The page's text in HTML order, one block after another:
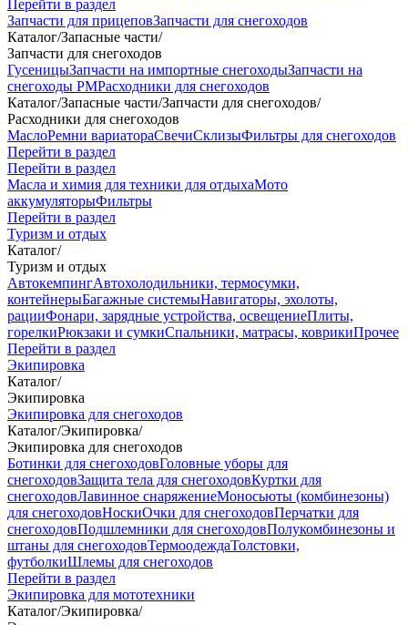
Перейти в раздел
Запчасти для прицеповЗапчасти для снегоходов
Каталог/Запасные части/
Запчасти для снегоходов
ГусеницыЗапчасти на импортные снегоходыЗапчасти на
снегоходы РМРасходники для снегоходов
Каталог/Запасные части/Запчасти для снегоходов/
Расходники для снегоходов
МаслоРемни вариатораСвечиСклизыФильтры для снегоходов
Перейти в раздел
Перейти в раздел
Масла и химия для техники для отдыхаМото
аккумуляторыФильтры
Перейти в раздел
Туризм и отдых
Каталог/
Туризм и отдых
АвтокемпингАвтохолодильники, термосумки,
контейнерыБагажные системыНавигаторы, эхолоты,
рацииФонари, зарядные устройства, освещениеПлиты,
горелкиРюкзаки и сумкиСпальники, матрасы, коврикиПрочее
Перейти в раздел
Экипировка
Каталог/
Экипировка
Экипировка для снегоходов
Каталог/Экипировка/
Экипировка для снегоходов
Ботинки для снегоходовГоловные уборы для
снегоходовЗащита тела для снегоходовКуртки для
снегоходовЛавинное снаряжениеМоносьюты (комбинезоны)
для снегоходовНоскиОчки для снегоходовПерчатки для
снегоходовПодшлемники для снегоходовПолукомбинезоны и
штаны для снегоходовТермоодеждаТолстовки,
футболкиШлемы для снегоходов
Перейти в раздел
Экипировка для мототехники
Каталог/Экипировка/